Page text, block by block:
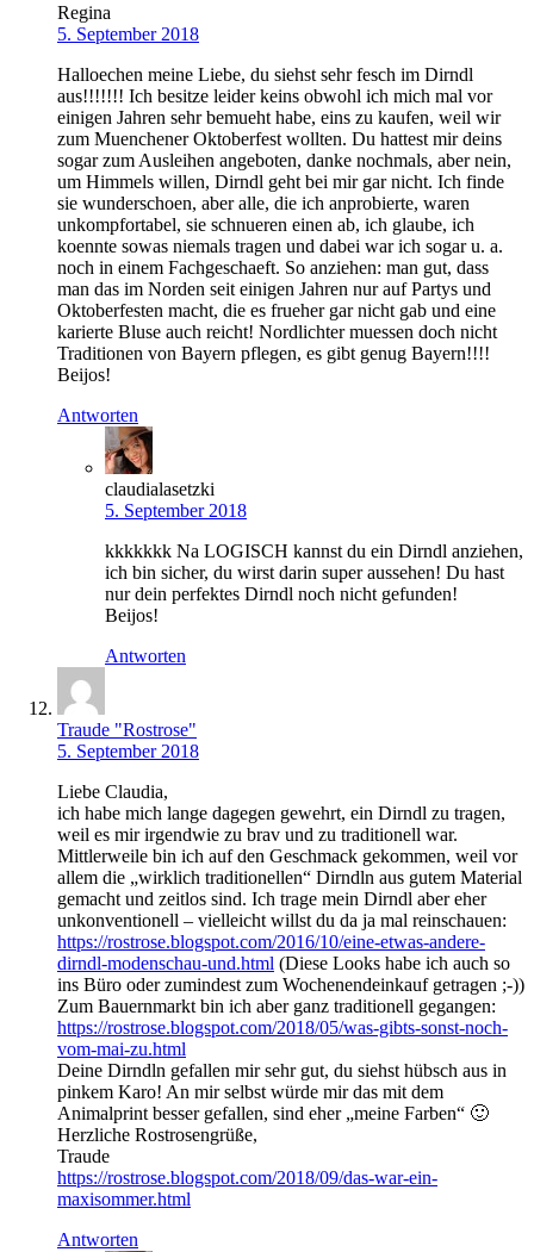
Regina
5. September 2018
Halloechen meine Liebe, du siehst sehr fesch im Dirndl
aus!!!!!!! Ich besitze leider keins obwohl ich mich mal vor
einigen Jahren sehr bemueht habe, eins zu kaufen, weil wir
zum Muenchener Oktoberfest wollten. Du hattest mir deins
sogar zum Ausleihen angeboten, danke nochmals, aber nein,
um Himmels willen, Dirndl geht bei mir gar nicht. Ich finde
sie wunderschoen, aber alle, die ich anprobierte, waren
unkompfortabel, sie schnueren einen ab, ich glaube, ich
koennte sowas niemals tragen und dabei war ich sogar u. a.
noch in einem Fachgeschaeft. So anziehen: man gut, dass
man das im Norden seit einigen Jahren nur auf Partys und
Oktoberfesten macht, die es frueher gar nicht gab und eine
karierte Bluse auch reicht! Nordlichter muessen doch nicht
Traditionen von Bayern pflegen, es gibt genug Bayern!!!!
Beijos!
Antworten
claudialasetzki
5. September 2018
kkkkkkk Na LOGISCH kannst du ein Dirndl anziehen,
ich bin sicher, du wirst darin super aussehen! Du hast
nur dein perfektes Dirndl noch nicht gefunden!
Beijos!
Antworten
Traude "Rostrose"
5. September 2018
Liebe Claudia,
ich habe mich lange dagegen gewehrt, ein Dirndl zu tragen,
weil es mir irgendwie zu brav und zu traditionell war.
Mittlerweile bin ich auf den Geschmack gekommen, weil vor
allem die „wirklich traditionellen“ Dirndln aus gutem Material
gemacht und zeitlos sind. Ich trage mein Dirndl aber eher
unkonventionell – vielleicht willst du da ja mal reinschauen:
https://rostrose.blogspot.com/2016/10/eine-etwas-andere-
dirndl-modenschau-und.html (Diese Looks habe ich auch so
ins Büro oder zumindest zum Wochenendeinkauf getragen ;-))
Zum Bauernmarkt bin ich aber ganz traditionell gegangen:
https://rostrose.blogspot.com/2018/05/was-gibts-sonst-noch-
vom-mai-zu.html
Deine Dirndln gefallen mir sehr gut, du siehst hübsch aus in
pinkem Karo! An mir selbst würde mir das mit dem
Animalprint besser gefallen, sind eher „meine Farben“ 🙂
Herzliche Rostrosengrüße,
Traude
https://rostrose.blogspot.com/2018/09/das-war-ein-
maxisommer.html
Antworten